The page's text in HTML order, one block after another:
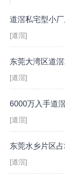
道滘私宅型小
[道滘]
东莞大湾区道
[道滘]
6000万入手道
[道滘]
东莞水乡片区
[道滘]